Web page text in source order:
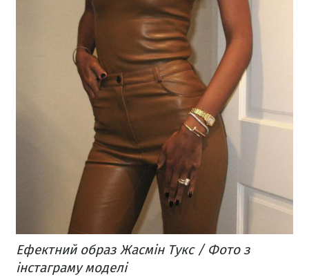
Ефектний образ Жасмін Тукс / Фото з
інстаграму моделі